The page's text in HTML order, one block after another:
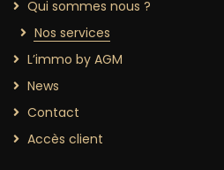
Qui sommes nous ?
Nos services
L’immo by AGM
News
Contact
Accès client